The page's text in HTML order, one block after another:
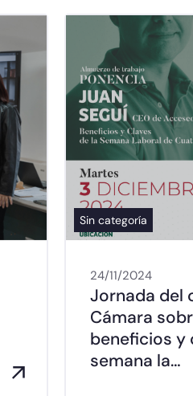
Sin categoría
24/11/2024
Jornada del
Cámara
beneficios y
semana la…